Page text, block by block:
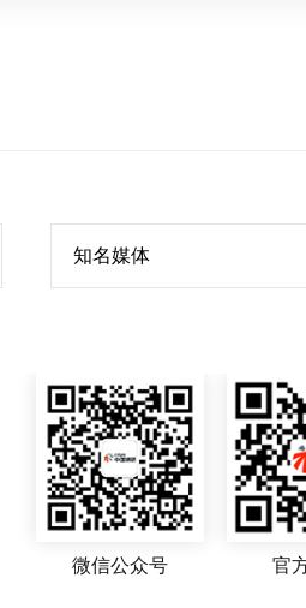
断提升我国高端仪器研发能力、制造能
设高质量仪器产业平台。
知名媒体
微信公众号 官